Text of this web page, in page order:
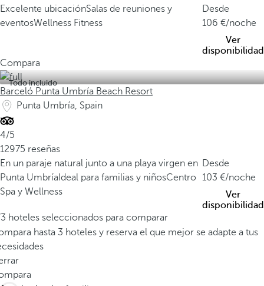
Excelente ubicaciónSalas de reuniones y
eventosWellness Fitness
Desde
106
/noche
Ver
disponibilidad
Compara
Todo incluido
Barceló Punta Umbría Beach Resort
Punta Umbría, Spain
4/5
12975 reseñas
En un paraje natural junto a una playa virgen en
Punta Umbría Ideal para familias y niñosCentro
Spa y Wellness
Desde
103
/noche
Ver
disponibilidad
hoteles seleccionados para comparar
hasta 3 hoteles y reserva el que mejor se adapte a tus